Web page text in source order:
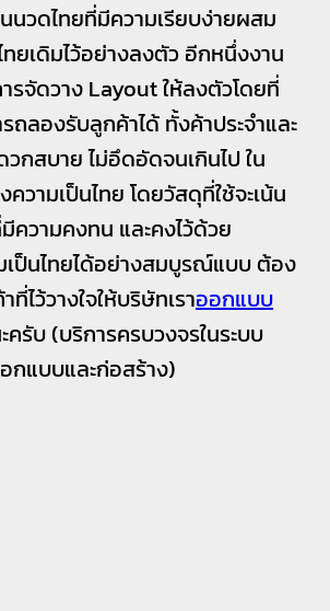
นวดไทยที่มีความเรียบง่ายผสม
ยเดิมไว้อย่างลงตัว อีกหนึ่งงาน
รจัดวาง Layout ให้ลงตัวโดยที่
ถลองรับลูกค้าได้ ทั้งค้าประจำและ
กสบาย ไม่อึดอัดจนเกินไป ใน
วามเป็นไทย โดยวัสดุที่ใช้จะเน้น
ความคงทน และคงไว้ด้วย
ป็นไทยได้อย่างสมบูรณ์แบบ ต้อง
ว้วางใจให้บริษัทเราออกแบบ
ครับ (บริการครบวงจรในระบบ
กแบบและก่อสร้าง)